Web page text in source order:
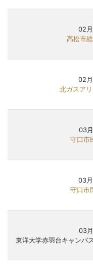
02
高松市
02
北ガスア
03
守口市
03
守口市
03
東洋大学赤羽台キャンパ